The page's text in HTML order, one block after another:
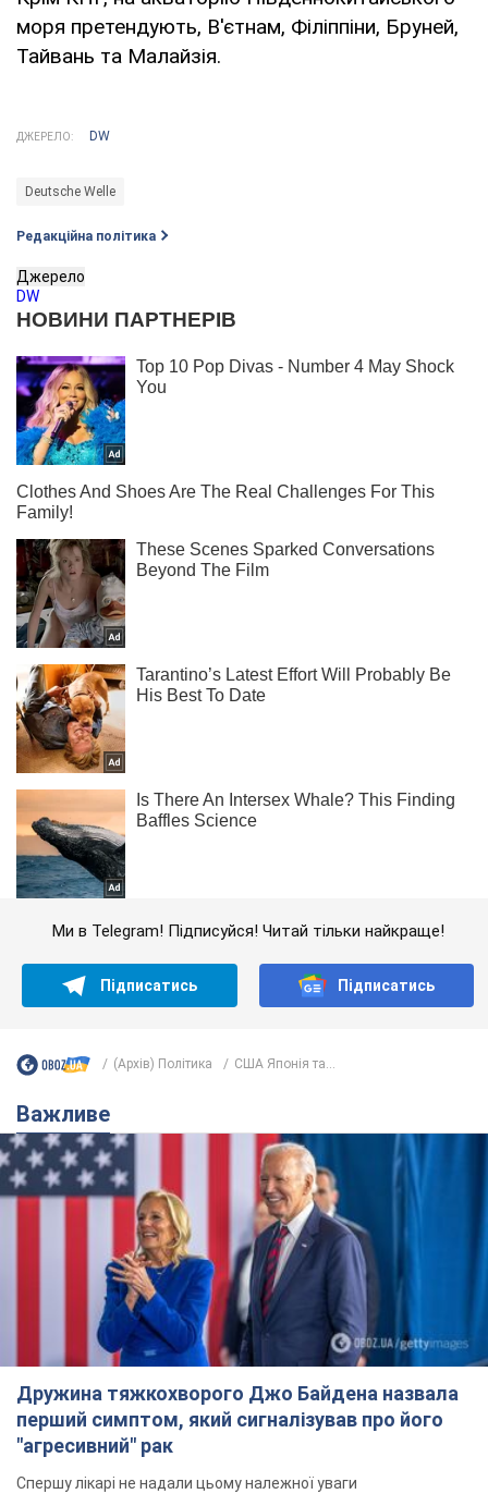
моря претендують, В'єтнам, Філіппіни, Бруней,
Тайвань та Малайзія.
ДЖЕРЕЛО: DW
Deutsche Welle
Редакційна політика
Джерело
DW
Ми в Telegram! Підписуйся! Читай тільки найкраще!
Підписатись Підписатись
(Архів) Політика США Японія та...
Важливе
Дружина тяжкохворого Джо Байдена назвала
перший симптом, який сигналізував про його
"агресивний" рак
Спершу лікарі не надали цьому належної уваги